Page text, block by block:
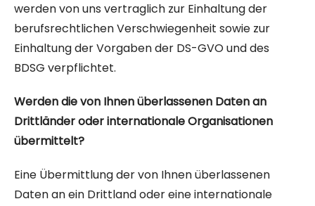
werden von uns vertraglich zur Einhaltung der
berufsrechtlichen Verschwiegenheit sowie zur
Einhaltung der Vorgaben der DS-GVO und des
BDSG verpflichtet.
Werden die von Ihnen überlassenen Daten an
Drittländer oder internationale Organisationen
übermittelt?
Eine Übermittlung der von Ihnen überlassenen
Daten an ein Drittland oder eine internationale